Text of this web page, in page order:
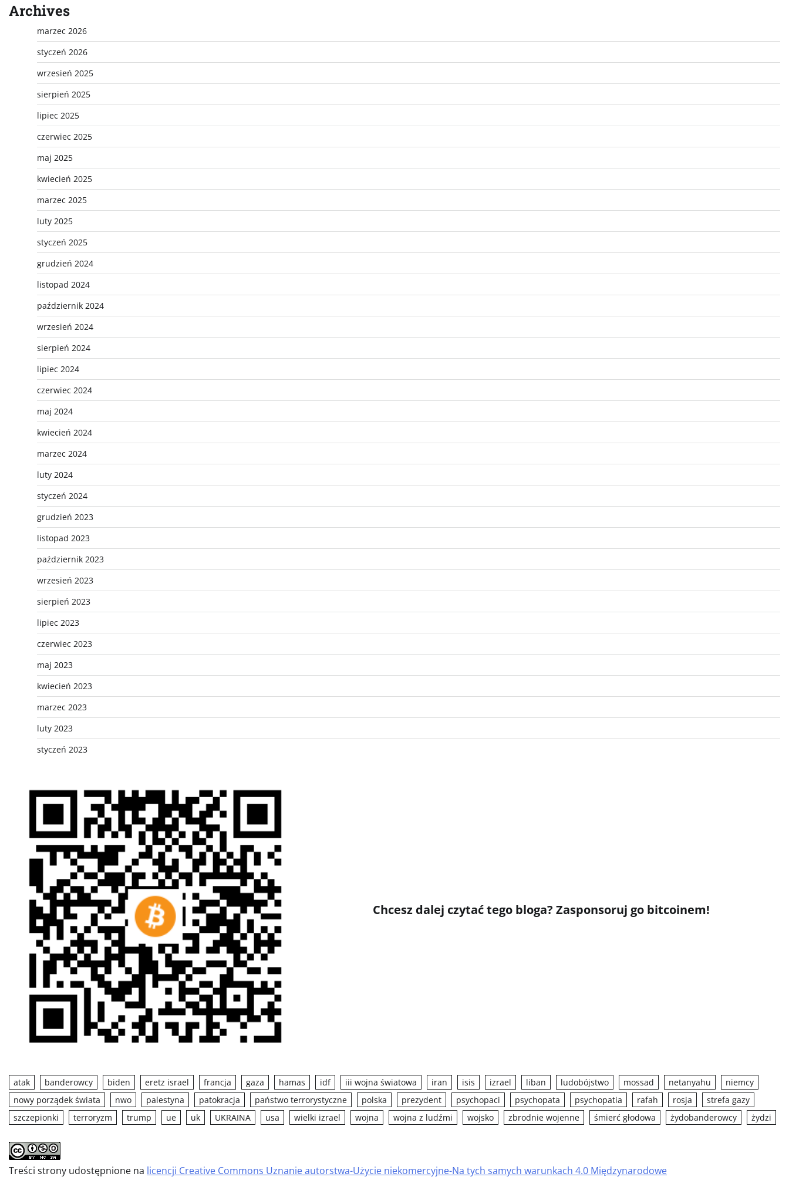
Archives
marzec 2026
styczeń 2026
wrzesień 2025
sierpień 2025
lipiec 2025
czerwiec 2025
maj 2025
kwiecień 2025
marzec 2025
luty 2025
styczeń 2025
grudzień 2024
listopad 2024
październik 2024
wrzesień 2024
sierpień 2024
lipiec 2024
czerwiec 2024
maj 2024
kwiecień 2024
marzec 2024
luty 2024
styczeń 2024
grudzień 2023
listopad 2023
październik 2023
wrzesień 2023
sierpień 2023
lipiec 2023
czerwiec 2023
maj 2023
kwiecień 2023
marzec 2023
luty 2023
styczeń 2023
Chcesz dalej czytać tego bloga? Zasponsoruj go bitcoinem!
atak banderowcy biden eretz israel francja gaza hamas idf iii wojna światowa iran isis izrael liban ludobójstwo mossad netanyahu
niemcy
nowy porządek świata
nwo palestyna patokracja państwo terrorystyczne polska prezydent psychopaci psychopata psychopatia rafah rosja
strefa gazy
szczepionki
terroryzm trump ue uk UKRAINA usa wielki izrael wojna wojna z ludźmi wojsko zbrodnie wojenne śmierć głodowa żydobanderowcy żydzi
Treści strony udostępnione na licencji Creative Commons Uznanie autorstwa-Użycie niekomercyjne-Na tych samych warunkach 4.0 Międzynarodowe